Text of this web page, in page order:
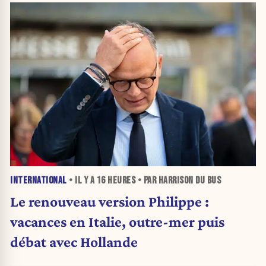
INTERNATIONAL • IL Y A 16 HEURES• PAR HARRISON DU BUS
Le renouveau version Philippe :
vacances en Italie, outre-mer puis
débat avec Hollande